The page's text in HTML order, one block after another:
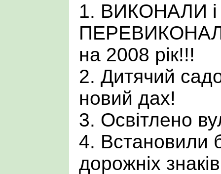
1. ВИКОНАЛИ і
на 2008 рік!!!
2. Дитячий
новий дах!
3. Освітлено
4. Встановили
дорожніх